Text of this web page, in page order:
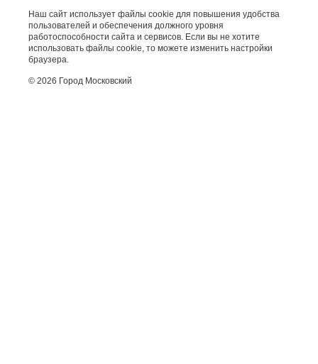
Наш сайт использует файлы cookie для повышения удобства
пользователей и обеспечения должного уровня
работоспособности сайта и сервисов. Если вы не хотите
использовать файлы cookie, то можете изменить настройки
браузера.
© 2026 Город Московский